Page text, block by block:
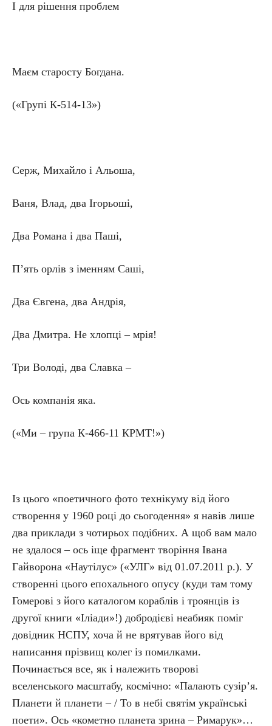
І для рішення проблем
Маєм старосту Богдана.
(«Групі К-514-13»)
Серж, Михайло і Альоша,
Ваня, Влад, два Ігорьоші,
Два Романа і два Паші,
П’ять орлів з іменням Саші,
Два Євгена, два Андрія,
Два Дмитра. Не хлопці – мрія!
Три Володі, два Славка –
Ось компанія яка.
(«Ми – група К-466-11 КРМТ!»)
Із цього «поетичного фото технікуму від його
створення у 1960 році до сьогодення» я навів лише
два приклади з чотирьох подібних. А щоб вам мало
не здалося – ось іще фрагмент творіння Івана
Гайворона «Наутілус» («УЛГ» від 01.07.2011 р.). У
створенні цього епохального опусу (куди там тому
Гомерові з його каталогом кораблів і троянців із
другої книги «Іліади»!) добродієві неабияк поміг
довідник НСПУ, хоча й не врятував його від
написання прізвищ колег із помилками.
Починається все, як і належить творові
вселенського масштабу, космічно: «Палають сузір’я.
Планети й планети – / То в небі святім українські
поети». Ось «кометно планета зрина – Римарук»…